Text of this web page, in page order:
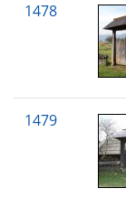
1478
1479